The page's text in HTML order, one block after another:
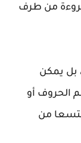
من طرف
بل يمكن
الحروف أو
من